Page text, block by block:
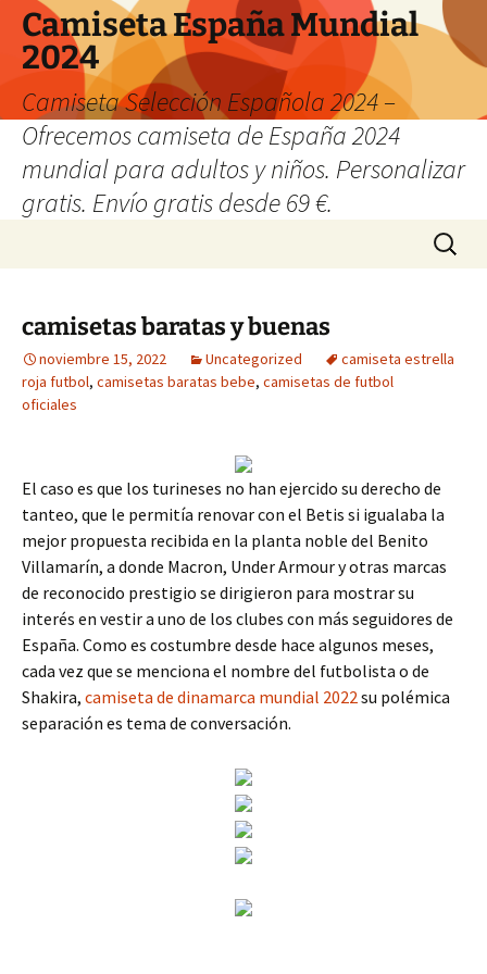
Camiseta España Mundial
2024
Camiseta Selección Española 2024 –
Ofrecemos camiseta de España 2024
mundial para adultos y niños. Personalizar
gratis. Envío gratis desde 69 €.
Buscar:
camisetas baratas y buenas
noviembre 15, 2022 Uncategorized
camiseta estrella
roja futbol, camisetas baratas bebe, camisetas de futbol
oficiales
El caso es que los turineses no han ejercido su derecho de
tanteo, que le permitía renovar con el Betis si igualaba la
mejor propuesta recibida en la planta noble del Benito
Villamarín, a donde Macron, Under Armour y otras marcas
de reconocido prestigio se dirigieron para mostrar su
interés en vestir a uno de los clubes con más seguidores de
España. Como es costumbre desde hace algunos meses,
cada vez que se menciona el nombre del futbolista o de
Shakira, camiseta de dinamarca mundial 2022su polémica
separación es tema de conversación.